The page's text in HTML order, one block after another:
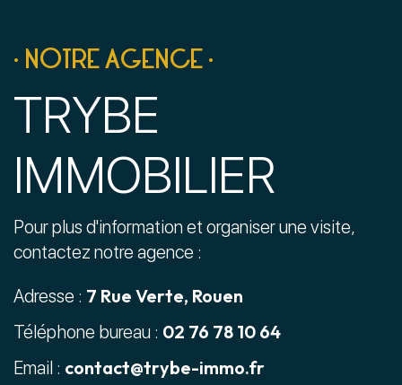
• NOTRE AGENCE •
TRYBE
IMMOBILIER
Pour plus d'information et organiser une visite,
contactez notre agence :
Adresse : 7 Rue Verte, Rouen
Téléphone bureau : 02 76 78 10 64
Email : contact@trybe-immo.fr